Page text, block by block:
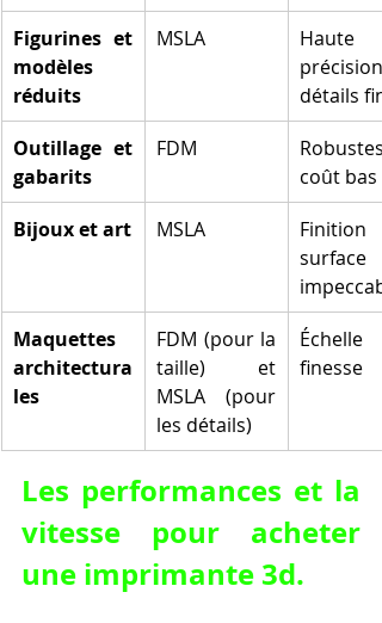
Figurines et
modèles
réduits
MSLA
Haute
précision,
détails fins
Outillage et
gabarits
FDM
coût bas
Bijoux et art
MSLA
Finition
surface
Maquettes
architectura
les
FDM (pour la
taille) et
MSLA (pour
les détails)
finesse
Les performances et la
vitesse pour acheter
une imprimante 3d.